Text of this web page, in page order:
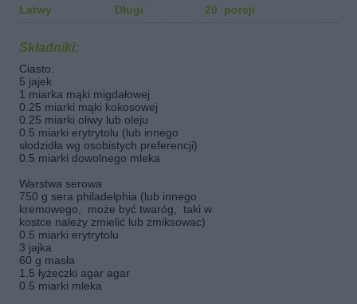
Łatwy Długi 20 porcji
Składniki:
Ciasto:
5 jajek
1 miarka mąki migdałowej
0.25 miarki mąki kokosowej
0.25 miarki oliwy lub oleju
0.5 miarki erytrytolu (lub innego
słodzidła wg osobistych preferencji)
0.5 miarki dowolnego mleka
Warstwa serowa
750 g sera philadelphia (lub innego
kremowego, może być twaróg, taki w
kostce należy zmielić lub zmiksowac)
0.5 miarki erytrytolu
3 jajka
60 g masła
1.5 łyżeczki agar agar
0.5 miarki mleka